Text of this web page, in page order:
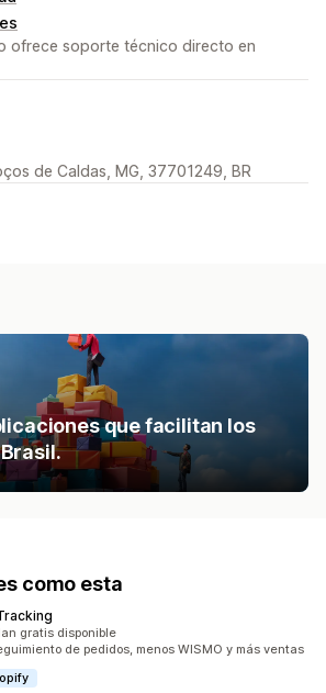
ofrece soporte técnico directo en
de Caldas, MG, 37701249, BR
que facilitan los
como esta
total
gratis disponible
de pedidos, menos WISMO y más ventas